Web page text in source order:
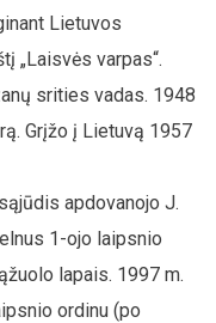
Lietuvos
„Laisvės varpas“.
srities vadas. 1948
Grįžo į Lietuvą 1957
apdovanojo J.
1-ojo laipsnio
lapais. 1997 m.
ordinu (po